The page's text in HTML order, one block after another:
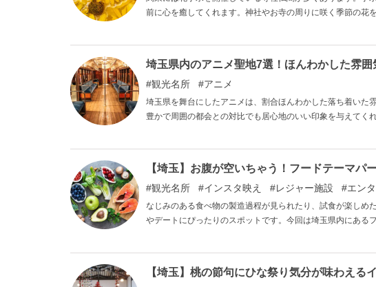
前に心を癒してくれます。神社やお寺の周りに咲く季節の花
埼玉県内のアニメ聖地7選！ほんわかした雰囲
観光名所 アニメ
埼玉県を舞台にしたアニメは、割合ほんわかした落ち着いた
豊かで周囲の都会との対比でも居心地のいい印象を与えてく
【埼玉】お腹が空いちゃう！フードテーマパ
観光名所 インスタ映え レジャー施設 エン
なじみのある食べ物の製造過程が見られたり、試食が楽しめ
やデートにぴったりのスポットです。今回は埼玉県内にある
【埼玉】桃の節句にひな祭り気分が味わえる